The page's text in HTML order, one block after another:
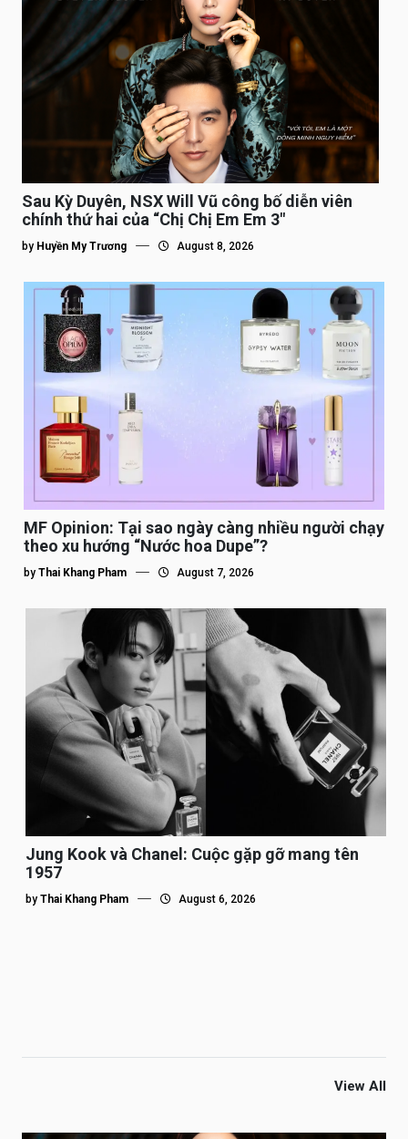
Sau Kỳ Duyên, NSX Will Vũ công bố diễn viên
chính thứ hai của “Chị Chị Em Em 3″
by Huyền My Trương August 8, 2026
MF Opinion: Tại sao ngày càng nhiều người chạy
theo xu hướng “Nước hoa Dupe”?
by Thai Khang Pham August 7, 2026
Jung Kook và Chanel: Cuộc gặp gỡ mang tên
1957
by Thai Khang Pham August 6, 2026
View All